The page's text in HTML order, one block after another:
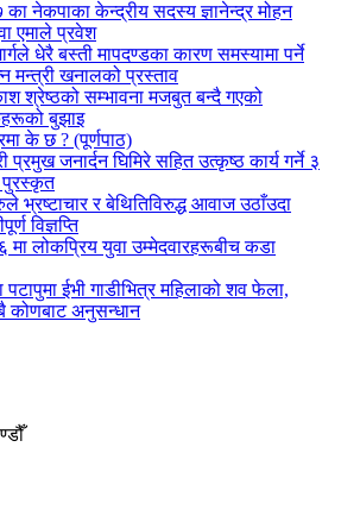
का नेकपाका केन्द्रीय सदस्य ज्ञानेन्द्र मोहन
एमाले प्रवेश
धेरै बस्ती मापदण्डका कारण समस्यामा पर्ने
मन्त्री खनालको प्रस्ताव
श्रेष्ठको सम्भावना मजबुत बन्दै गएको
बुझाइ
के छ ? (पूर्णपाठ)
प्रमुख जनार्दन घिमिरे सहित उत्कृष्ठ कार्य गर्ने ३
पुरस्कृत
भ्रष्टाचार र बेथितिविरुद्ध आवाज उठाँउदा
विज्ञप्ति
मा लोकप्रिय युवा उम्मेदवारहरूबीच कडा
ईभी गाडीभित्र महिलाको शव फेला,
कोणबाट अनुसन्धान